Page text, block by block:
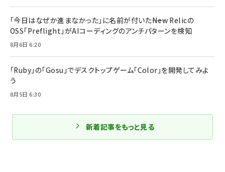
「今日はなぜか進まなかった」に名前が付いた――New Relicの
OSS「Preflight」がAIコーディングのアンチパターンを検知
8月6日 6:20
「Ruby」の「Gosu」でデスクトップゲーム「Color」を開発してみよ
う
8月5日 6:30
新着記事をもっと見る